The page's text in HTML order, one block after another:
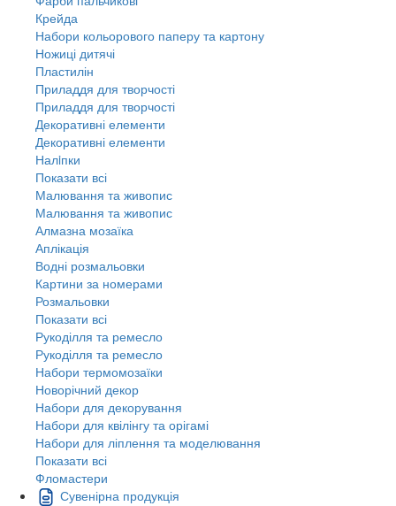
Крейда
Набори кольорового паперу та картону
Ножиці дитячі
Пластилін
Приладдя для творчості
Приладдя для творчості
Декоративні елементи
Декоративні елементи
Налiпки
Показати всі
Малювання та живопис
Малювання та живопис
Алмазна мозаїка
Аплікація
Водні розмальовки
Картини за номерами
Розмальовки
Показати всі
Рукоділля та ремесло
Рукоділля та ремесло
Набори термомозаїки
Новорічний декор
Набори для декорування
Набори для квілінгу та орігамі
Набори для ліплення та моделювання
Показати всі
Фломастери
Сувенірна продукція